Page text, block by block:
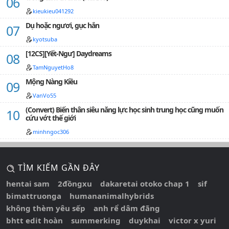
kieukieu041292
Dụ hoặc ngươi, gục hắn
kyotsuba
[12CS][Yết-Ngư] Daydreams
TamNguyetHo8
Mộng Nàng Kiều
VanVo55
(Convert) Biến thân siêu năng lực học sinh trung học cũng muốn
cứu vớt thế giới
minhngoc306
TÌM KIẾM GẦN ĐÂY
hentai sam 2đồngxu dakaretai otoko chap 1
sif
bimattruonga
humananimalhybrids
không thèm yêu sếp
anh rể dâm đãng
bhtt edit hoàn
summerking duykhai
victor x yuri